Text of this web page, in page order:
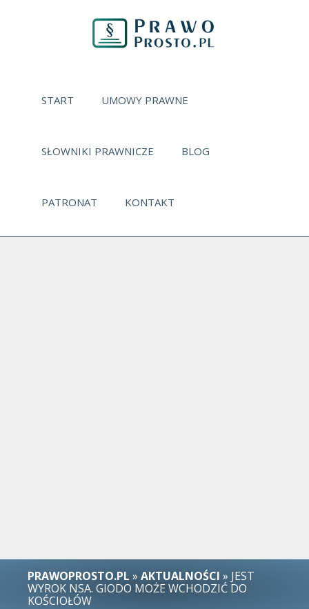
START UMOWY PRAWNE
SŁOWNIKI PRAWNICZE BLOG
PATRONAT KONTAKT
PRAWOPROSTO.PL » AKTUALNOŚCI » JEST
WYROK NSA. GIODO MOŻE WCHODZIĆ DO
KOŚCIOŁÓW